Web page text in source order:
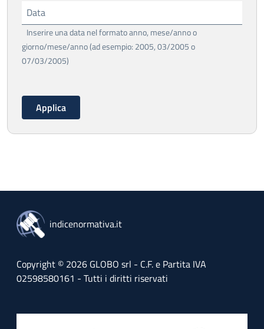
Data
Inserire una data nel formato anno, mese/anno o
giorno/mese/anno (ad esempio: 2005, 03/2005 o
07/03/2005)
indicenormativa.it
Copyright © 2026 GLOBO srl - C.F. e Partita IVA
02598580161 - Tutti i diritti riservati